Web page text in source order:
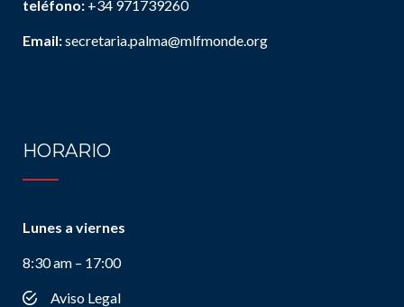
teléfono: +34 971739260
Email:secretaria.palma@mlfmonde.org
HORARIO
Lunes a viernes
8:30 am – 17:00
Aviso Legal